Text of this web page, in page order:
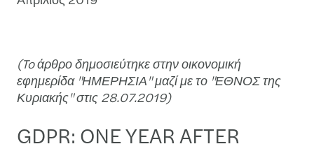
(To άρθρο δημοσιεύτηκε στην οικονομική
εφημερίδα "ΗΜΕΡΗΣΙΑ" μαζί με το "ΕΘΝΟΣ της
Κυριακής" στις 28.07.2019)
GDPR: ONE YEAR AFTER